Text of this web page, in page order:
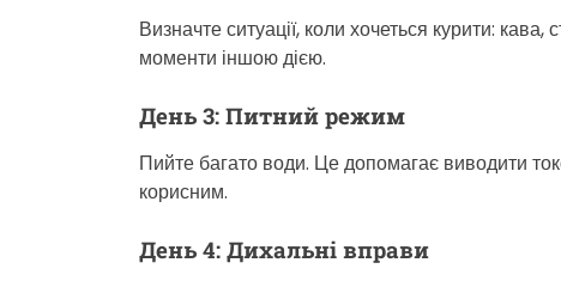
Визначте ситуації, коли хочеться курити: кава,
моменти іншою дією.
День 3: Питний режим
Пийте багато води. Це допомагає виводити
корисним.
День 4: Дихальні вправи